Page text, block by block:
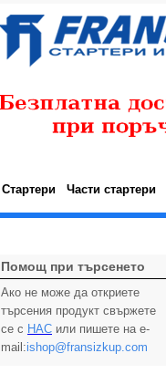
Стартери Части стартери
Помощ при търсенето
Ако не може да откриете
търсения продукт свържете
се с НАС или пишете на e-
mail:ishop@fransizkup.com